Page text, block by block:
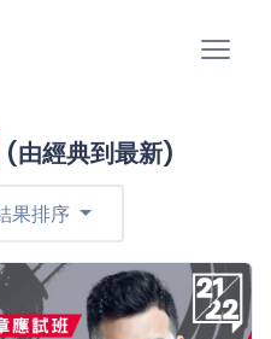
(由經典到最新)
果排序